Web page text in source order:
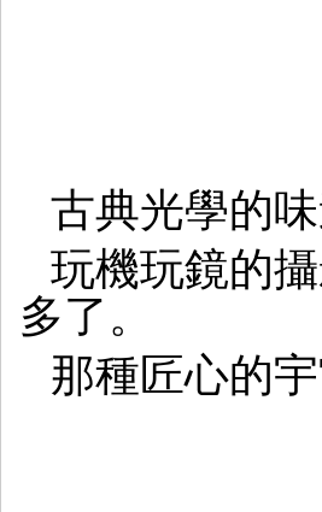
古典光學的
玩機玩鏡的
多了。
那種匠心的